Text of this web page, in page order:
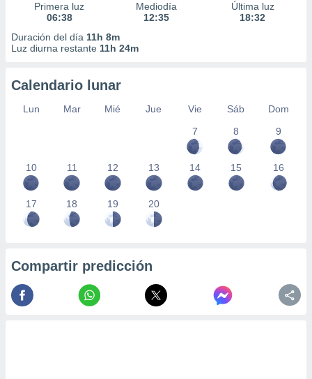
Primera luz
06:38
Mediodía
12:35
Última luz
18:32
Duración del día 11h 8m
Luz diurna restante 11h 24m
Calendario lunar
Lun Mar Mié Jue Vie Sáb
Dom
7
8 9
10 11 12 13 14 15 16
17 18 19 20
Compartir predicción